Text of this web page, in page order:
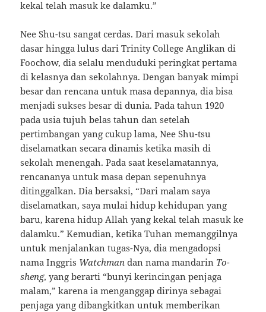
kekal telah masuk ke dalamku.”
Nee Shu-tsu sangat cerdas. Dari masuk sekolah
dasar hingga lulus dari Trinity College Anglikan di
Foochow, dia selalu menduduki peringkat pertama
di kelasnya dan sekolahnya. Dengan banyak mimpi
besar dan rencana untuk masa depannya, dia bisa
menjadi sukses besar di dunia. Pada tahun 1920
pada usia tujuh belas tahun dan setelah
pertimbangan yang cukup lama, Nee Shu-tsu
diselamatkan secara dinamis ketika masih di
sekolah menengah. Pada saat keselamatannya,
rencananya untuk masa depan sepenuhnya
ditinggalkan. Dia bersaksi, “Dari malam saya
diselamatkan, saya mulai hidup kehidupan yang
baru, karena hidup Allah yang kekal telah masuk ke
dalamku.” Kemudian, ketika Tuhan memanggilnya
untuk menjalankan tugas-Nya, dia mengadopsi
nama Inggris Watchman dan nama mandarin To-
sheng, yang berarti “bunyi kerincingan penjaga
malam,” karena ia menganggap dirinya sebagai
penjaga yang dibangkitkan untuk memberikan